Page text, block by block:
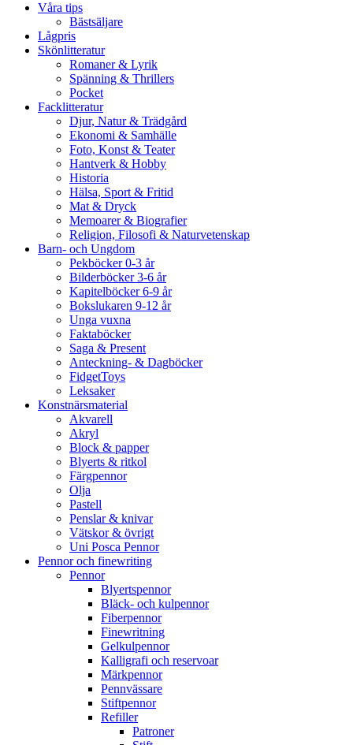
Våra tips
Bästsäljare
Lågpris
Skönlitteratur
Romaner & Lyrik
Spänning & Thrillers
Pocket
Facklitteratur
Djur, Natur & Trädgård
Ekonomi & Samhälle
Foto, Konst & Teater
Hantverk & Hobby
Historia
Hälsa, Sport & Fritid
Mat & Dryck
Memoarer & Biografier
Religion, Filosofi & Naturvetenskap
Barn- och Ungdom
Pekböcker 0-3 år
Bilderböcker 3-6 år
Kapitelböcker 6-9 år
Bokslukaren 9-12 år
Unga vuxna
Faktaböcker
Saga & Present
Anteckning- & Dagböcker
FidgetToys
Leksaker
Konstnärsmaterial
Akvarell
Akryl
Block & papper
Blyerts & ritkol
Färgpennor
Olja
Pastell
Penslar & knivar
Vätskor & övrigt
Uni Posca Pennor
Pennor och finewriting
Pennor
Blyertspennor
Bläck- och kulpennor
Fiberpennor
Finewritning
Gelkulpennor
Kalligrafi och reservoar
Märkpennor
Pennvässare
Stiftpennor
Refiller
Patroner